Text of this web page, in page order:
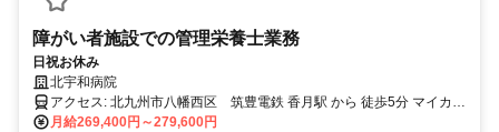
障がい者施設での管理栄養士業務
日祝お休み
北宇和病院
アクセス: 北九州市八幡西区 筑豊電鉄 香月駅 から 徒歩5分 マイカー
通勤可（駐車場あり）
月給269,400円～279,600円